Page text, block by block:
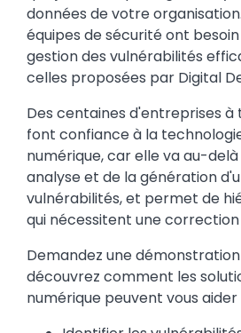
données de votre
équipes de sécurité ont
gestion des vulnérabilités
celles proposées par Digital
Des centaines d'entreprises
font confiance à la
numérique, car elle va au-
analyse et de la génération
vulnérabilités, et permet de
qui nécessitent une
Demandez une
découvrez comment les
numérique peuvent vous aider